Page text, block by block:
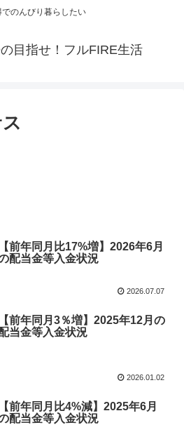
でのんびり暮らしたい
目指せ！フルFIRE生活
【前年同月比17%増】2026年6月
配当金等入金状況
2026.07.07
【前年同月3％増】2025年12月の
当金等入金状況
2026.01.02
【前年同月比4%減】2025年6月
配当金等入金状況